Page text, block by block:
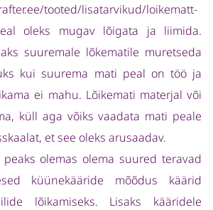
tooted/lisatarvikud/loikematt-
oleks mugav lõigata ja liimida.
suuremale lõkematile muretseda
kui suurema mati peal on töö ja
ei mahu. Lõikemati materjal või
küll aga võiks vaadata mati peale
et see oleks arusaadav.
peaks olemas olema suured teravad
küünekääride mõõdus käärid
lõikamiseks. Lisaks kääridele